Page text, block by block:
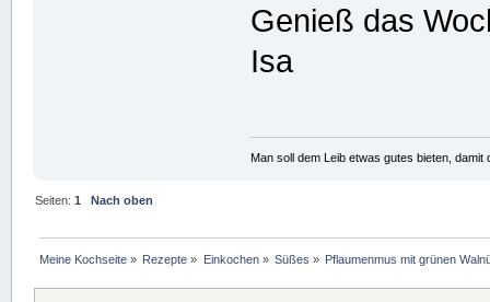
Genieß das
Isa
Man soll dem Leib etwas gutes bieten,
Seiten:1 Nach oben
Meine Kochseite » Rezepte » Einkochen» Süßes » Pflaumenmus mit grünen